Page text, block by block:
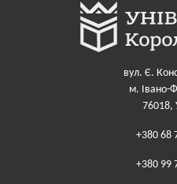
Кафедри
вул. Є.
м. Івано-
76018,
+380 68
+380 99